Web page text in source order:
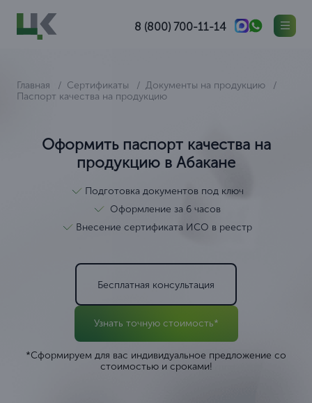
8 (800) 700-11-14
Главная Сертификаты
Документы на продукцию
Паспорт качества на продукцию
Оформить паспорт качества на
продукцию в Абакане
Подготовка документов под ключ
Оформление за 6 часов
Внесение сертификата ИСО в реестр
Бесплатная консультация
Узнать точную стоимость*
*Сформируем для вас индивидуальное предложение со
стоимостью и сроками!